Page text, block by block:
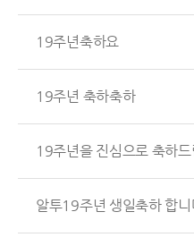
19주년축하요
19주년 축하축하
19주년을 진심으로 축하
알투19주년 생일축하 합